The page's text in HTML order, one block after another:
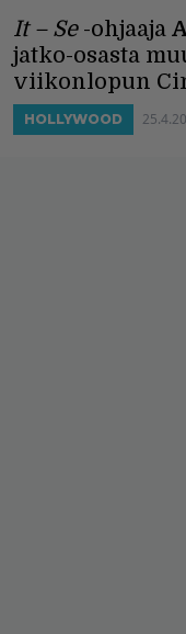
It – Se-ohjaaja
jatko-osasta
viikonlopun
HOLLYWOOD